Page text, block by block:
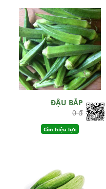
ĐẬU BẮP
0 đ
Còn hiệu lực